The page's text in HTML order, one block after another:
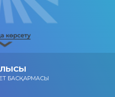
БАСҚАРМАСЫ